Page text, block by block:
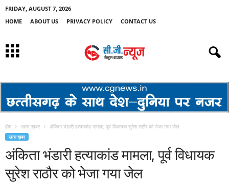
FRIDAY, AUGUST 7, 2026
HOME
ABOUT US PRIVACY POLICY CONTACT US
होम खास ख़बर अंकिता भंडारी हत्याकांड मामला, पूर्व विधायक सुरेश राठौर को भेजा गया जेल
खास ख़बर
अंकिता भंडारी हत्याकांड मामला, पूर्व विधायक
सुरेश राठौर को भेजा गया जेल